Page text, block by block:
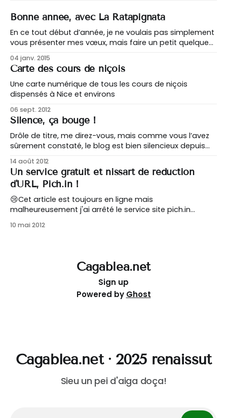
Bonne année, avec La Ratapignata
En ce tout début d’année, je ne voulais pas simplement
vous présenter mes vœux, mais faire un petit quelque
que Cagablea.net vous souhaite une belle année 2015,
pleine de bonnes choses pour vous, vos proches, notre
bon vieux Comté
04 janv. 2015
Carte des cours de niçois
Une carte numérique de tous les cours de niçois
dispensés à Nice et environs
06 sept. 2012
Silence, ça bouge !
Drôle de titre, me direz-vous, mais comme vous l’avez
sûrement constaté, le blog est bien silencieux depuis
plusieurs semaines. Et pourtant ça a beaucoup bougé
en coulisses ! Le gros changement qui s’est opéré est
au niveau de l’hébergement : le site est passé d’un
hébergement mutualisé
14 août 2012
Un service gratuit et nissart de réduction
d'URL, Pich.in !
😢Cet article est toujours en ligne mais
malheureusement j'ai arrêté le service site pich.in
J’ai le plaisir de vous faire part aujourd’hui de la
10 mai 2012
Cagablea.net
Sign up
Powered by Ghost
Cagablea.net · 2025 renaissut
Sieu un pei d'aiga doça!